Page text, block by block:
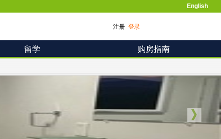
English
注册 登录
留学 购房指南